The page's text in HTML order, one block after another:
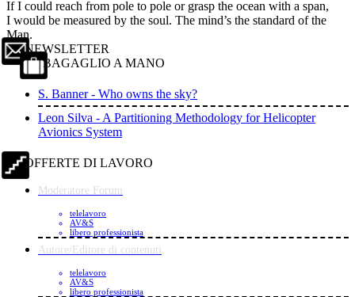
If I could reach from pole to pole or grasp the ocean with a span,
I would be measured by the soul. The mind’s the standard of the
Man.
NEWSLETTER
BAGAGLIO A MANO
S. Banner - Who owns the sky?
Leon Silva - A Partitioning Methodology for Helicopter
Avionics System
OFFERTE DI LAVORO
Moderatore Forum
telelavoro
AV&S
libero professionista
Autore/Editore di contenuti
telelavoro
AV&S
libero professionista